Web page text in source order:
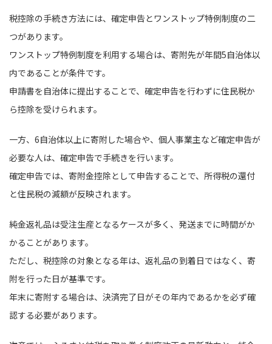
税控除の手続き方法には、確定申告とワンストップ特例制度の二
つがあります。
ワンストップ特例制度を利用する場合は、寄附先が年間5自治体以
内であることが条件です。
申請書を自治体に提出することで、確定申告を行わずに住民税か
ら控除を受けられます。
一方、6自治体以上に寄附した場合や、個人事業主など確定申告が
必要な人は、確定申告で手続きを行います。
確定申告では、寄附金控除として申告することで、所得税の還付
と住民税の減額が反映されます。
純金返礼品は受注生産となるケースが多く、発送までに時間がか
かることがあります。
ただし、税控除の対象となる年は、返礼品の到着日ではなく、寄
附を行った日が基準です。
年末に寄附する場合は、決済完了日がその年内であるかを必ず確
認する必要があります。